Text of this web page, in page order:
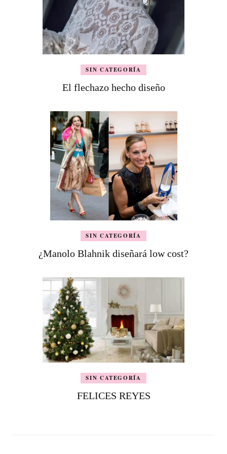
SIN CATEGORÍA
El flechazo hecho diseño
SIN CATEGORÍA
¿Manolo Blahnik diseñará low cost?
SIN CATEGORÍA
FELICES REYES